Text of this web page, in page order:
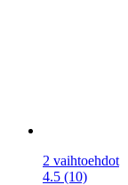
2 vaihtoehdot
4.5 (10)